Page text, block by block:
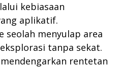
kebiasaan
aplikatif.
seolah menyulap area
tanpa sekat.
rentetan